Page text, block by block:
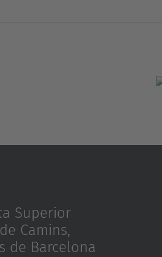
Superior
Camins,
de Barcelona